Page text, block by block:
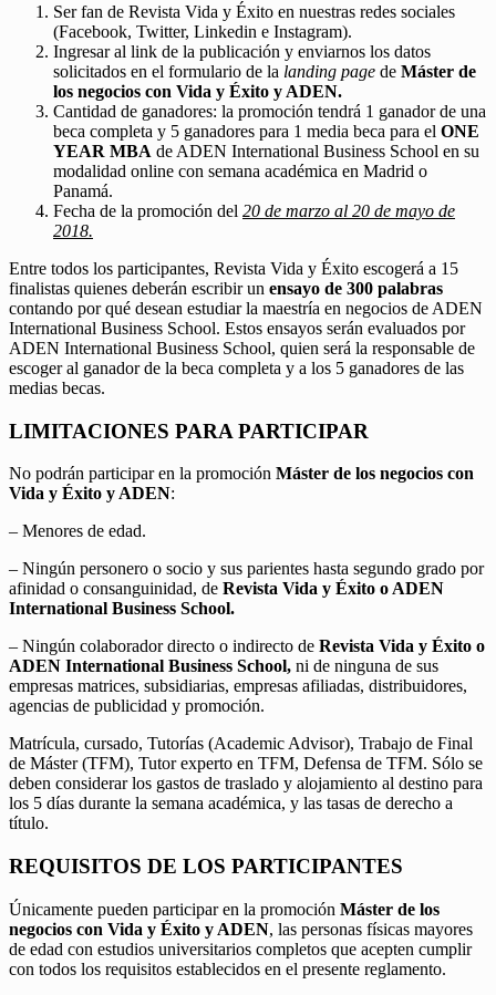
Ser fan de Revista Vida y Éxito en nuestras redes sociales
(Facebook, Twitter, Linkedin e Instagram).
Ingresar al link de la publicación y enviarnos los datos
solicitados en el formulario de la landing page de Máster de
los negocios con Vida y Éxito y ADEN.
Cantidad de ganadores: la promoción tendrá 1 ganador de una
beca completa y 5 ganadores para 1 media beca para el ONE
YEAR MBA de ADEN International Business School en su
modalidad online con semana académica en Madrid o
Panamá.
Fecha de la promoción del 20 de marzo al 20 de mayo de
2018.
Entre todos los participantes, Revista Vida y Éxito escogerá a 15
finalistas quienes deberán escribir un ensayo de 300 palabras
contando por qué desean estudiar la maestría en negocios de ADEN
International Business School. Estos ensayos serán evaluados por
ADEN International Business School, quien será la responsable de
escoger al ganador de la beca completa y a los 5 ganadores de las
medias becas.
LIMITACIONES PARA PARTICIPAR
No podrán participar en la promoción Máster de los negocios con
Vida y Éxito y ADEN:
– Menores de edad.
– Ningún personero o socio y sus parientes hasta segundo grado por
afinidad o consanguinidad, de Revista Vida y Éxito o ADEN
International Business School.
– Ningún colaborador directo o indirecto de Revista Vida y Éxito o
ADEN International Business School, ni de ninguna de sus
empresas matrices, subsidiarias, empresas afiliadas, distribuidores,
agencias de publicidad y promoción.
Matrícula, cursado, Tutorías (Academic Advisor), Trabajo de Final
de Máster (TFM), Tutor experto en TFM, Defensa de TFM. Sólo se
deben considerar los gastos de traslado y alojamiento al destino para
los 5 días durante la semana académica, y las tasas de derecho a
título.
REQUISITOS DE LOS PARTICIPANTES
Únicamente pueden participar en la promoción Máster de los
negocios con Vida y Éxito y ADEN, las personas físicas mayores
de edad con estudios universitarios completos que acepten cumplir
con todos los requisitos establecidos en el presente reglamento.